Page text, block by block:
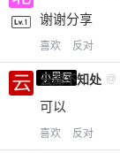
谢谢分享
喜欢 反对
小黑屋
云深不知处 @
可以
喜欢 反对